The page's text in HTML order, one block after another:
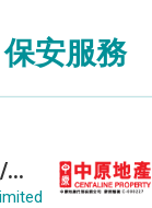
安服務
全職/兼職持牌營業員/持牌地產代理 (長沙灣/將軍澳/油塘)